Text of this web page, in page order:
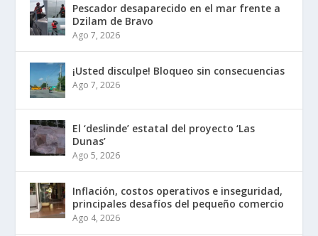
Pescador desaparecido en el mar frente a
Dzilam de Bravo
Ago 7, 2026
¡Usted disculpe! Bloqueo sin consecuencias
Ago 7, 2026
El ‘deslinde’ estatal del proyecto ‘Las
Dunas’
Ago 5, 2026
Inflación, costos operativos e inseguridad,
principales desafíos del pequeño comercio
Ago 4, 2026